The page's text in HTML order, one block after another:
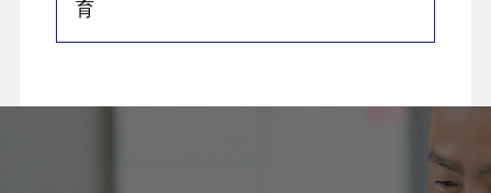
育